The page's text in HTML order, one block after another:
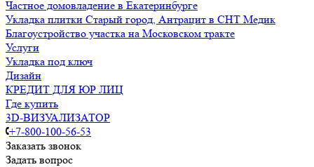
Частное домовладение в Екатеринбурге
Укладка плитки Старый город, Антрацит в СНТ Медик
Благоустройство участка на Московском тракте
Услуги
Укладка под ключ
Дизайн
КРЕДИТ ДЛЯ ЮР ЛИЦ
Где купить
3D-ВИЗУАЛИЗАТОР
+7-800-100-56-53
Заказать звонок
Задать вопрос